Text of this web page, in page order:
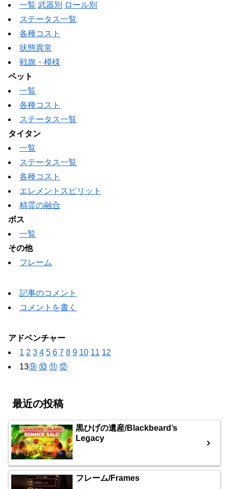
一覧 武器別
ロール別
ステータス一覧
各種コスト
状態異常
戦旗・模様
ペット
一覧
各種コスト
ステータス一覧
タイタン
一覧
ステータス一覧
各種コスト
エレメントスピリット
精霊の融合
ボス
一覧
その他
フレーム
記事のコメント
コメントを書く
アドベンチャー
1 2 3 4 5 6 7 8 9 10 11 12
13⑨ ⑩ ⑪ ⑫
最近の投稿
黒ひげの遺産/Blackbeard’s
Legacy
フレーム/Frames